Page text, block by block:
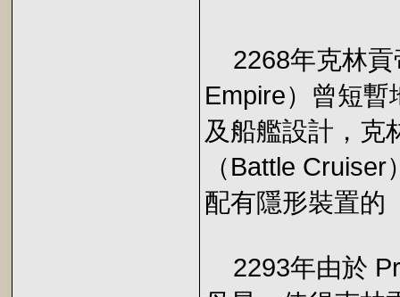
2268年克林貢
Empire）曾短
及船艦設計，克
（Battle
配有隱形裝置的
2293年由於